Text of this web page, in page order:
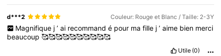
d***2 Couleur: Rouge et Blanc / Taille: 2-3Y
Magnifique j ’ ai recommand é pour ma fille j ’ aime bien merci
beaucoup🥰🥰🥰🥰🥰🥰🥰🥰🥰🥰
Utile (0)